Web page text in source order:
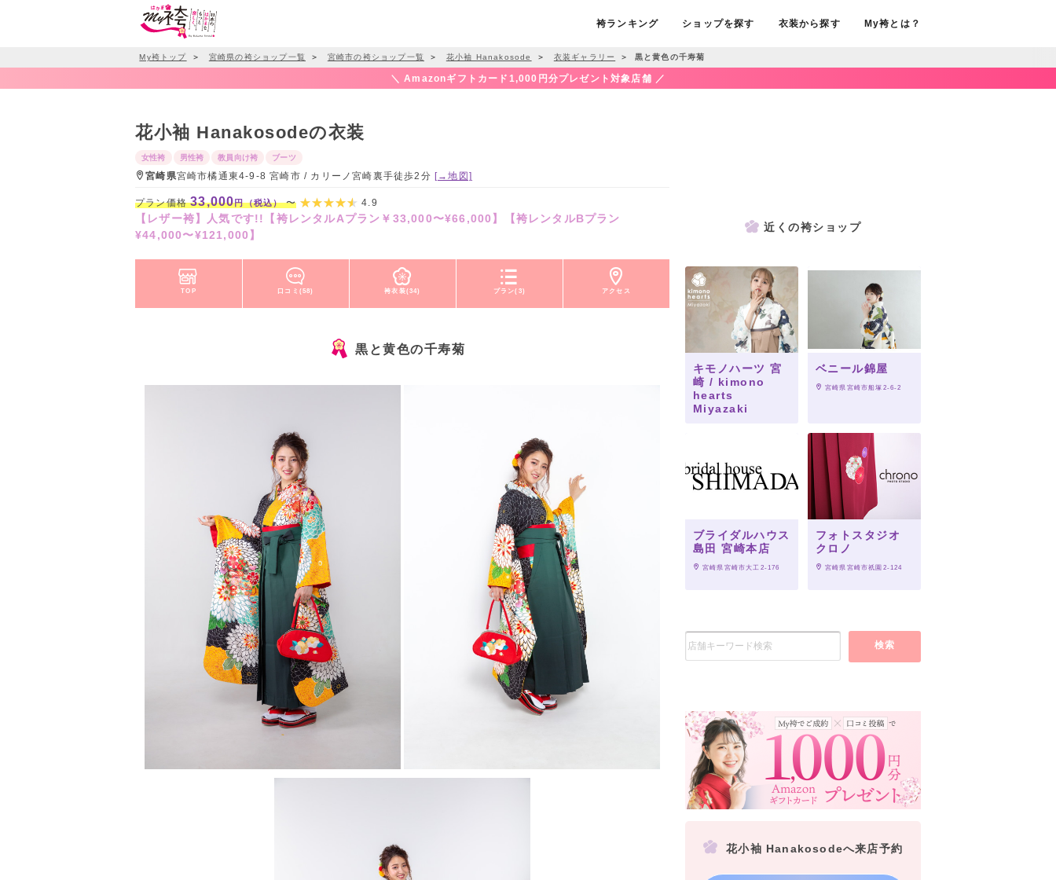
袴ランキング ショップを探す 衣装から探す My袴とは？
My袴トップ ＞ 宮崎県の袴ショップ一覧 ＞ 宮崎市の袴ショップ一覧 ＞ 花小袖 Hanakosode ＞ 衣装ギャラリー ＞ 黒と黄色の千寿菊
＼ Amazonギフトカード1,000円分プレゼント対象店舗 ／
花小袖 Hanakosodeの衣装
女性袴 男性袴 教員向け袴 ブーツ
宮崎県宮崎市橘通東4-9-8 宮崎市 / カリーノ宮崎裏手徒歩2分 [→地図]
プラン価格33,000円（税込）〜 4.9
【レザー袴】人気です!!【袴レンタルAプラン￥33,000〜¥66,000】【袴レンタルBプラン
¥44,000〜¥121,000】
TOP 口コミ(58) 袴衣装(34) プラン(3) アクセス
黒と黄色の千寿菊
近くの袴ショップ
キモノハーツ 宮
崎 / kimono
hearts
Miyazaki
ベニール錦屋
宮崎県宮崎市船塚2-6-2
ブライダルハウス
島田 宮崎本店
宮崎県宮崎市大工2-176
フォトスタジオ
クロノ
宮崎県宮崎市祇園2-124
検索
花小袖 Hanakosodeへ来店予約